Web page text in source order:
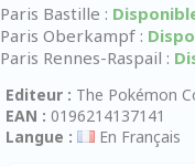
Paris Bastille :
Paris Oberkampf :
Paris Rennes-Raspail :
Editeur : The Pokémon
EAN : 0196214137141
Langue :
En Français